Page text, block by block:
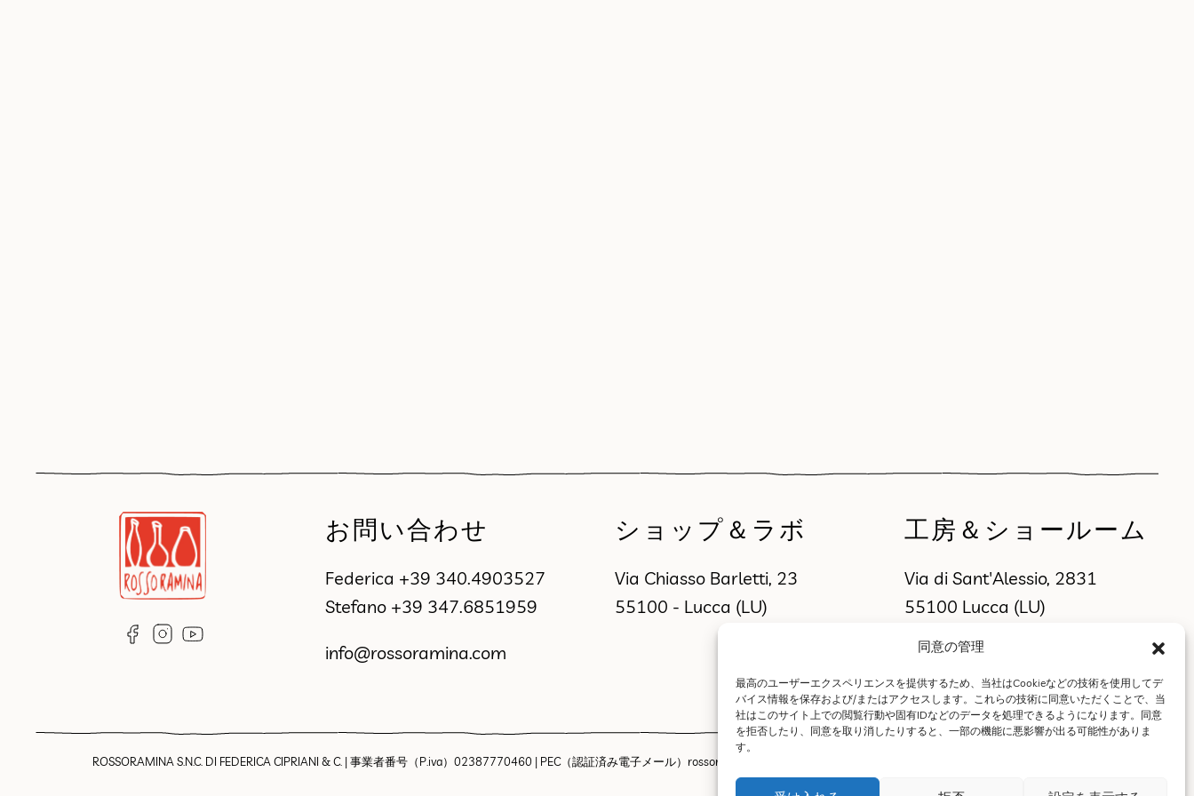
同意の管理
最高のユーザーエクスペリエンスを提供するため、当社はCookieなどの技術を使用してデ
バイス情報を保存および/またはアクセスします。これらの技術に同意いただくことで、当
社はこのサイト上での閲覧行動や固有IDなどのデータを処理できるようになります。同意
を拒否したり、同意を取り消したりすると、一部の機能に悪影響が出る可能性がありま
す。
お問い合わせ
Federica +39 340.4903527
Stefano +39 347.6851959
info@rossoramina.com
ショップ＆ラボ
Via Chiasso Barletti, 23
55100 - Lucca (LU)
工房＆ショールーム
Via di Sant'Alessio, 2831
55100 Lucca (LU)
ROSSORAMINA S.N.C. DI FEDERICA CIPRIANI & C. | 事業者番号（P.iva）02387770460 | PEC（認証済み電子メール）rossoraminasnc@pec.it |